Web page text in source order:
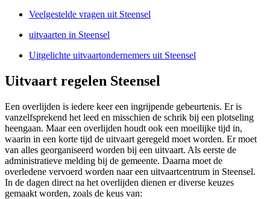
Veelgestelde vragen uit Steensel
uitvaarten in Steensel
Uitgelichte uitvaartondernemers uit Steensel
Uitvaart regelen Steensel
Een overlijden is iedere keer een ingrijpende gebeurtenis. Er is
vanzelfsprekend het leed en misschien de schrik bij een plotseling
heengaan. Maar een overlijden houdt ook een moeilijke tijd in,
waarin in een korte tijd de uitvaart geregeld moet worden. Er moet
van alles georganiseerd worden bij een uitvaart. Als eerste de
administratieve melding bij de gemeente. Daarna moet de
overledene vervoerd worden naar een uitvaartcentrum in Steensel.
In de dagen direct na het overlijden dienen er diverse keuzes
gemaakt worden, zoals de keus van: